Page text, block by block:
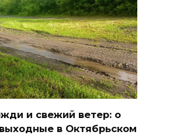
и свежий ветер: о
в Октябрьском